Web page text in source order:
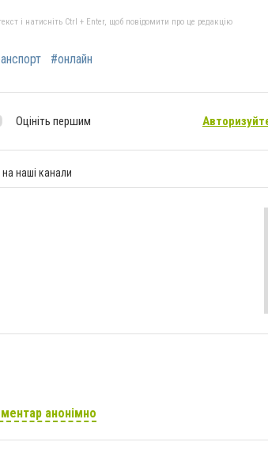
і натисніть Ctrl + Enter, щоб повідомити про це редакцію
#онлайн
Оцініть першим
наші канали
анонімно